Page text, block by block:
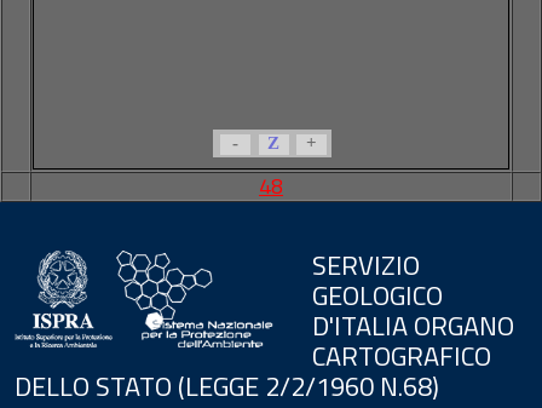
- Z +
48
SERVIZIO
GEOLOGICO
D'ITALIA ORGANO
CARTOGRAFICO
DELLO STATO (LEGGE 2/2/1960 N.68)